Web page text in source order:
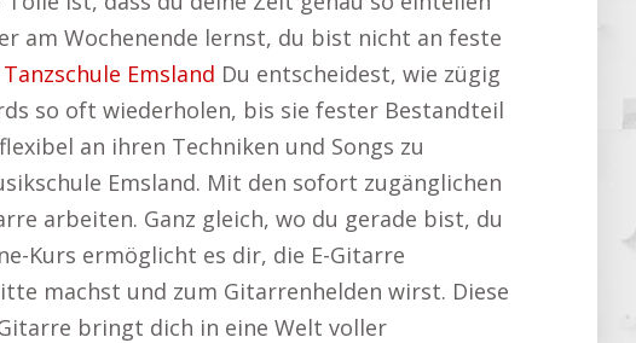
am Wochenende lernst, du bist nicht an feste
Tanzschule Emsland Du entscheidest, wie zügig
so oft wiederholen, bis sie fester Bestandteil
an ihren Techniken und Songs zu
Emsland. Mit den sofort zugänglichen
arbeiten. Ganz gleich, wo du gerade bist, du
Kurs ermöglicht es dir, die E-Gitarre
machst und zum Gitarrenhelden wirst. Diese
bringt dich in eine Welt voller